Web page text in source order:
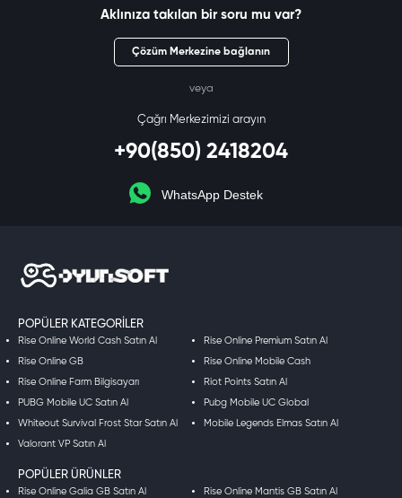
Aklınıza takılan bir soru mu var?
Çözüm Merkezine bağlanın
veya
Çağrı Merkezimizi arayın
+90(850) 2418204
WhatsApp Destek
POPÜLER KATEGORILER
Rise Online World Cash Satın Al Rise Online Premium Satın Al
Rise Online GB Rise Online Mobile Cash
Rise Online Farm Bilgisayarı Riot Points Satın Al
PUBG Mobile UC Satın Al Pubg Mobile UC Global
Whiteout Survival Frost Star Satın Al Mobile Legends Elmas Satın Al
Valorant VP Satın Al
POPÜLER ÜRÜNLER
Rise Online Galia GB Satın Al Rise Online Mantis GB Satın Al